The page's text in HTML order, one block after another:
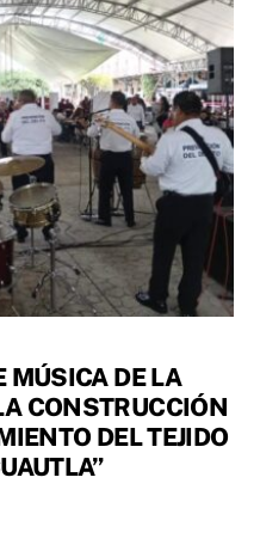
MÚSICA DE LA
CONSTRUCCIÓN
DEL TEJIDO